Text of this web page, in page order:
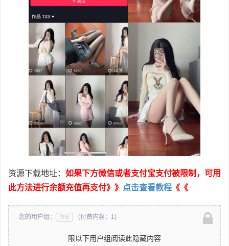
资源下载地址： 如果下方微信或者支付宝支付被限制，可用
此方法进行余额充值再支付》》 点击查看教程 《《
您的用户组： 游客 (付费内容：1)
限以下用户组阅读此隐藏内容